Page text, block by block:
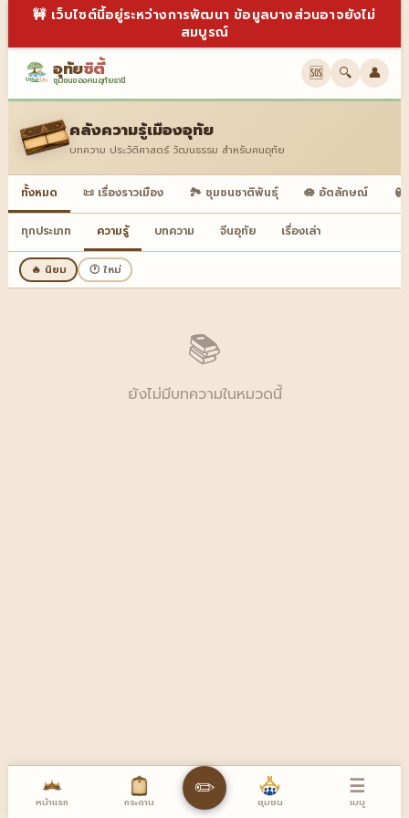
🚧 เว็บไซต์นี้อยู่ระหว่างการพัฒนา ข้อมูลบางส่วนอาจยังไม่
สมบูรณ์
อุทัยซิตี้
ชุมชนของคนอุทัยธานี 🆘 🔍 👤
คลังความรู้เมืองอุทัย
บทความ ประวัติศาสตร์ วัฒนธรรม สำหรับคนอุทัย
ทั้งหมด 📜 เรื่องราวเมือง 🏞️ ชุมชนชาติพันธุ์ 🪷 อัตลักษณ์
ทุกประเภท ความรู้ บทความ จีนอุทัย เรื่องเล่า
🔥 นิยม 🕐 ใหม่
📚
ยังไม่มีบทความในหมวดนี้
หน้าแรก กระดาน ✏️ ชุมชน
☰
เมนู